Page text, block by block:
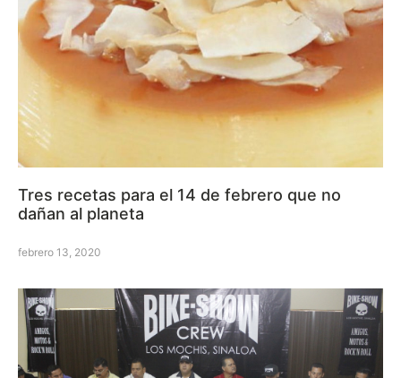
Tres recetas para el 14 de febrero que no
dañan al planeta
febrero 13, 2020